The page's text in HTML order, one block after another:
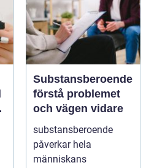
Substansberoende
förstå problemet
och vägen vidare
substansberoende
påverkar hela
människans